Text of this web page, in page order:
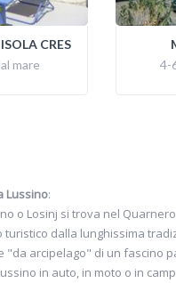
CRES
mare
4-
Lussino:
o Losinj si trova nel
turistico dalla lunghissima
"da arcipelago" di un fascino
in auto, in moto o in